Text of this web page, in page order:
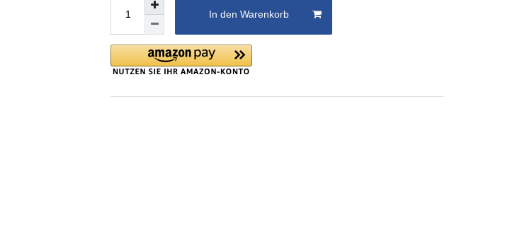
In den Warenkorb